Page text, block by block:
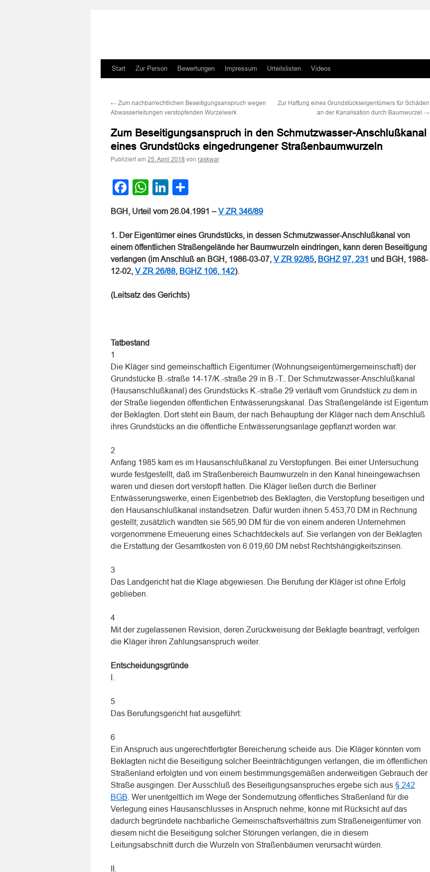
Zum
springen
Start Zur Person Bewertungen Impressum Urteilslisten Videos
← Zum nachbarrechtlichen Beseitigungsanspruch wegen
Abwasserleitungen verstopfenden Wurzelwerk
Zur Haftung eines Grundstückseigentümers für Schäden
an der Kanalisation durch Baumwurzel →
Zum Beseitigungsanspruch in den Schmutzwasser-Anschlußkanal
eines Grundstücks eingedrungener Straßenbaumwurzeln
Publiziert am 25. April 2018 von raskwar
Facebook
WhatsApp
LinkedIn
BGH, Urteil vom 26.04.1991 –V ZR 346/89
1. Der Eigentümer eines Grundstücks, in dessen Schmutzwasser-Anschlußkanal von
einem öffentlichen Straßengelände her Baumwurzeln eindringen, kann deren Beseitigung
verlangen (im Anschluß an BGH, 1986-03-07, V ZR 92/85, BGHZ 97, 231 und BGH, 1988-
12-02, V ZR 26/88, BGHZ 106, 142).
(Leitsatz des Gerichts)
Tatbestand
1
Die Kläger sind gemeinschaftlich Eigentümer (Wohnungseigentümergemeinschaft) der
Grundstücke B.-straße 14-17/K.-straße 29 in B.-T.. Der Schmutzwasser-Anschlußkanal
(Hausanschlußkanal) des Grundstücks K.-straße 29 verläuft vom Grundstück zu dem in
der Straße liegenden öffentlichen Entwässerungskanal. Das Straßengelände ist Eigentum
der Beklagten. Dort steht ein Baum, der nach Behauptung der Kläger nach dem Anschluß
ihres Grundstücks an die öffentliche Entwässerungsanlage gepflanzt worden war.
2
Anfang 1985 kam es im Hausanschlußkanal zu Verstopfungen. Bei einer Untersuchung
wurde festgestellt, daß im Straßenbereich Baumwurzeln in den Kanal hineingewachsen
waren und diesen dort verstopft hatten. Die Kläger ließen durch die Berliner
Entwässerungswerke, einen Eigenbetrieb des Beklagten, die Verstopfung beseitigen und
den Hausanschlußkanal instandsetzen. Dafür wurden ihnen 5.453,70 DM in Rechnung
gestellt; zusätzlich wandten sie 565,90 DM für die von einem anderen Unternehmen
vorgenommene Erneuerung eines Schachtdeckels auf. Sie verlangen von der Beklagten
die Erstattung der Gesamtkosten von 6.019,60 DM nebst Rechtshängigkeitszinsen.
3
Das Landgericht hat die Klage abgewiesen. Die Berufung der Kläger ist ohne Erfolg
geblieben.
4
Mit der zugelassenen Revision, deren Zurückweisung der Beklagte beantragt, verfolgen
die Kläger ihren Zahlungsanspruch weiter.
Entscheidungsgründe
5
Das Berufungsgericht hat ausgeführt:
6
Ein Anspruch aus ungerechtfertigter Bereicherung scheide aus. Die Kläger könnten vom
Beklagten nicht die Beseitigung solcher Beeinträchtigungen verlangen, die im öffentlichen
Straßenland erfolgten und von einem bestimmungsgemäßen anderweitigen Gebrauch der
Straße ausgingen. Der Ausschluß des Beseitigungsanspruches ergebe sich aus § 242
BGB . Wer unentgeltlich im Wege der Sondernutzung öffentliches Straßenland für die
Verlegung eines Hausanschlusses in Anspruch nehme, könne mit Rücksicht auf das
dadurch begründete nachbarliche Gemeinschaftsverhältnis zum Straßeneigentümer von
diesem nicht die Beseitigung solcher Störungen verlangen, die in diesem
Leitungsabschnitt durch die Wurzeln von Straßenbäumen verursacht würden.